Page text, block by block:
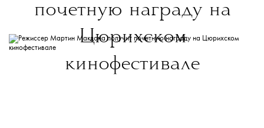
почетную награду на
Цюрихском
кинофестивале